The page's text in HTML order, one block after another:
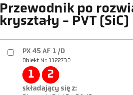
Przewodnik po
kryształy - PVT (SiC)
PX 45 AF 1 /D
Obiekt Nr: 1122730
1 2
składający się z: